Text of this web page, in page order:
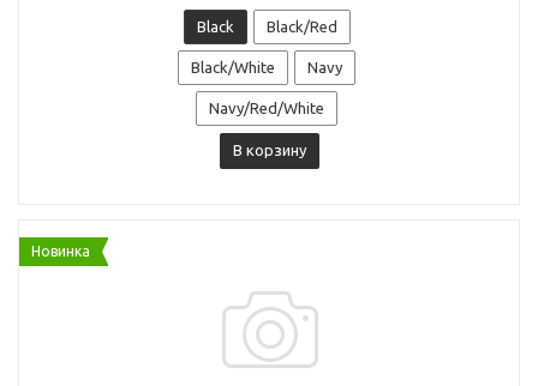
Black Black/Red
Black/White Navy
Navy/Red/White
В корзину
Новинка